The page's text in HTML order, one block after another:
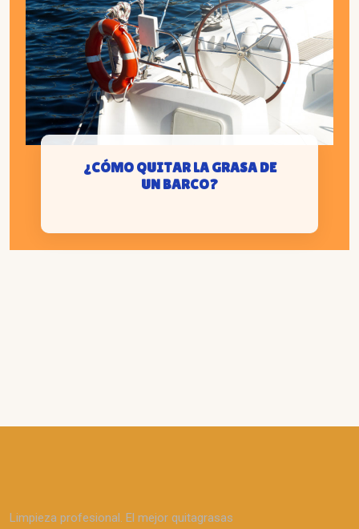
¿CÓMO QUITAR LA GRASA DE
UN BARCO?
Limpieza profesional. El mejor quitagrasas